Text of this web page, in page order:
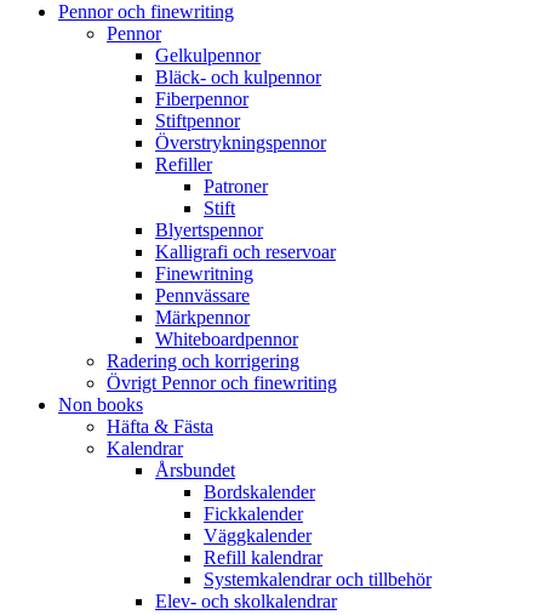
Pennor och finewriting
Pennor
Gelkulpennor
Bläck- och kulpennor
Fiberpennor
Stiftpennor
Överstrykningspennor
Refiller
Patroner
Stift
Blyertspennor
Kalligrafi och reservoar
Finewritning
Pennvässare
Märkpennor
Whiteboardpennor
Radering och korrigering
Övrigt Pennor och finewriting
Non books
Häfta & Fästa
Kalendrar
Årsbundet
Bordskalender
Fickkalender
Väggkalender
Refill kalendrar
Systemkalendrar och tillbehör
Elev- och skolkalendrar